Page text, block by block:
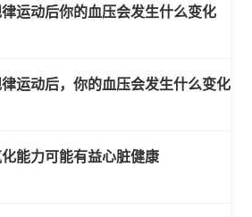
运动后你的血压会发生什么变化
运动后，你的血压会发生什么变化
能力可能有益心脏健康